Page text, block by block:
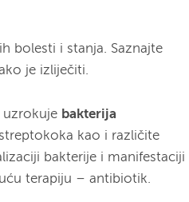
bolesti i stanja. Saznajte
je izliječiti.
uzrokuje bakterija
kao i različite
bakterije i manifestaciji
terapiju – antibiotik.